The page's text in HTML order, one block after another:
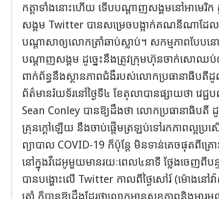
កត្តាទាំងនោះហើយ ទើប​បណ្តាញសង្គមនៅអាមេរិ
សង្គម Twitter បានសម្រេចបង្អាក់គណនីណាដែលប
បណ្តាសាឲ្យលោកត្រាំឆាប់ស្លាប់។ សកម្មភាពបែបន
បណ្តាញសង្គម ដូច្នេះនឹងត្រូវក្រុមហ៊ុនចាក់សោឈប់
ពាក់ព័ន្ធនឹងស្ថានភាពជំងឺរបស់លោកប្រធានាធីបតី
ព័ត៌មានរ៉យទ័រនៅថ្ងៃទី៤ ខែតុលាបានផ្សាយថា ​វេជ្
Sean Conley បានឱ្យដឹងថា លោកប្រធានាធិប
គ្រុនក្ដៅឡើយ នឹងចាប់ផ្ដើមត្រឡប់ទៅរកភាពល្អប្រស
ព្យាបាល COVID-19 ក៏ប៉ុន្តែ មិនទាន់គេចផុតពីគ្រោ
នៅក្នុងវីដេអូមួយមានរយៈពេល៤នាទី ថ្លែងចេញពីបន្ទ
បានបង្ហោះលើ Twitter កាលពីថ្ងៃសៅរ៍ (ម៉ោង
ត្រាំ ក៏បានឱ្យដឹងដែរថាលោកមានសុខភាពនិងអារ